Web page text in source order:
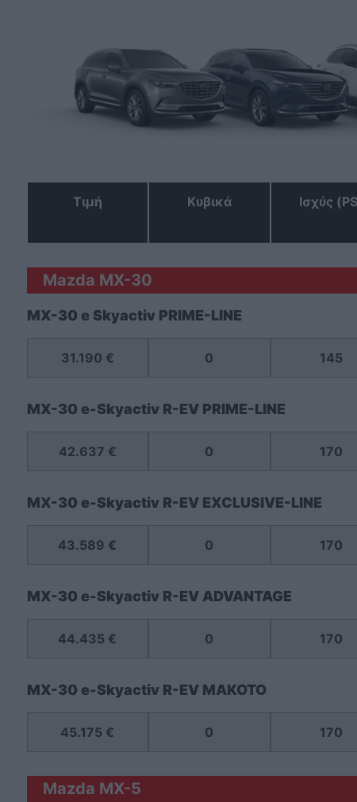
Τιμή Κυβικά Ισχύς
Mazda MX-30
MX-30 e Skyactiv PRIME-LINE
31.190 € 0 145
MX-30 e-Skyactiv R-EV PRIME-LINE
42.637 € 0 170
MX-30 e-Skyactiv R-EV EXCLUSIVE-LINE
43.589 € 0 170
MX-30 e-Skyactiv R-EV ADVANTAGE
44.435 € 0 170
MX-30 e-Skyactiv R-EV MAKOTO
45.175 € 0 170
Mazda MX-5